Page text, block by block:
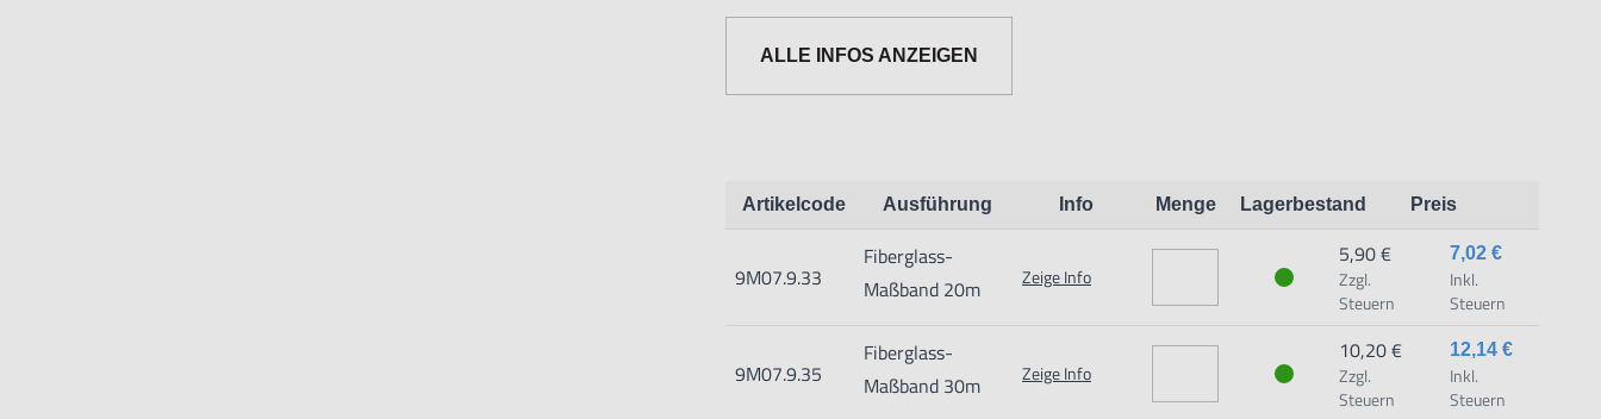
Informationen zur Produktsicherheit:
Nur für technisch versierte und mit dem Produkt vertraute Anwender sowie Handwerker
ALLE INFOS ANZEIGEN
Artikelcode Ausführung Info Menge Lagerbestand Preis
9M07.9.33
Fiberglass-
Maßband 20m
Zeige Info
7,02 €
Inkl.
Steuern
5,90 €
Zzgl.
Steuern
9M07.9.35
Fiberglass-
Maßband 30m
Zeige Info
12,14 €
Inkl.
Steuern
10,20 €
Zzgl.
Steuern